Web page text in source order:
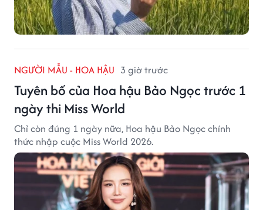
NGƯỜI MẪU - HOA HẬU 3 giờ trước
Tuyên bố của Hoa hậu Bảo Ngọc trước 1
ngày thi Miss World
Chỉ còn đúng 1 ngày nữa, Hoa hậu Bảo Ngọc chính
thức nhập cuộc Miss World 2026.